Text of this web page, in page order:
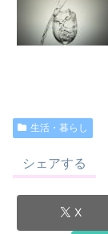
生活・暮らし
シェアする
X